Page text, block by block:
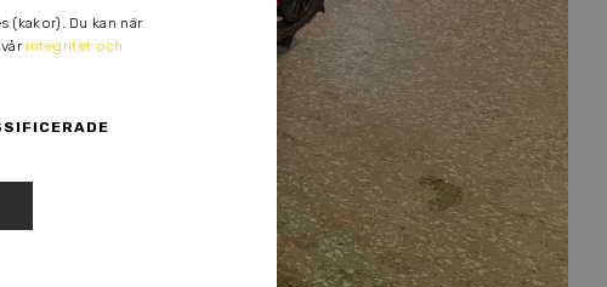
(kakor). Du kan när
integritet och